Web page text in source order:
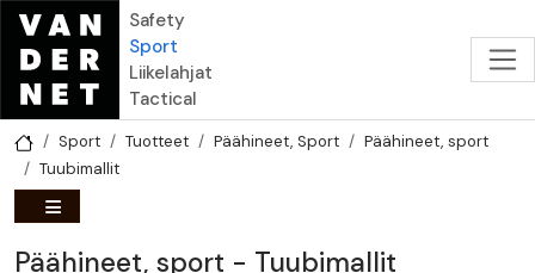
Hyppää pääsisältöön
Safety
Sport
Liikelahjat
Tactical
Sport Tuotteet Päähineet, Sport
Päähineet, sport
Tuubimallit
Päähineet, sport - Tuubimallit